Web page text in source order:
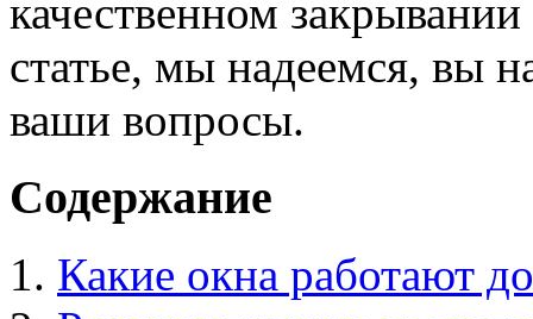
качественном
статье, мы надеемся, вы
ваши вопросы.
Содержание
Какие окна работают